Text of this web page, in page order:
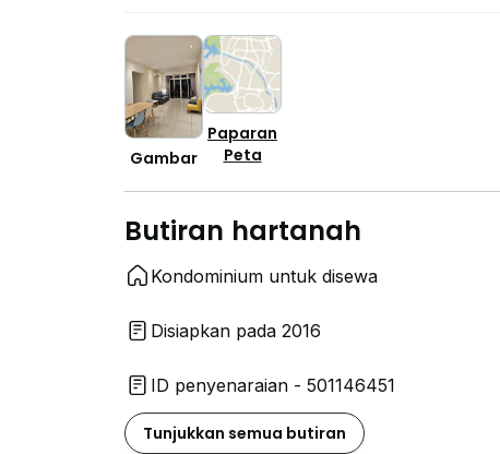
Gambar
Paparan
Peta
Butiran hartanah
Kondominium untuk disewa
Disiapkan pada 2016
ID penyenaraian - 501146451
Tunjukkan semua butiran